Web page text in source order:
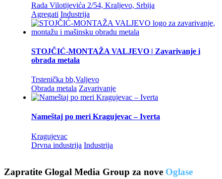
Rada Vilotijevića 2/54, Kraljevo, Srbija
Agregati Industrija
STOJČIĆ-MONTAŽA VALJEVO | Zavarivanje i
obrada metala
Trstenička bb,Valjevo
Obrada metala Zavarivanje
Nameštaj po meri Kragujevac – Iverta
Kragujevac
Drvna industrija Industrija
Zapratite Glogal Media Group za nove Oglase